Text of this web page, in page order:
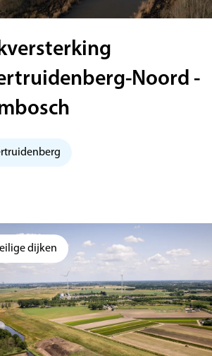
Noord -
dijken